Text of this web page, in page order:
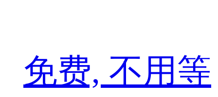
免费, 不用等